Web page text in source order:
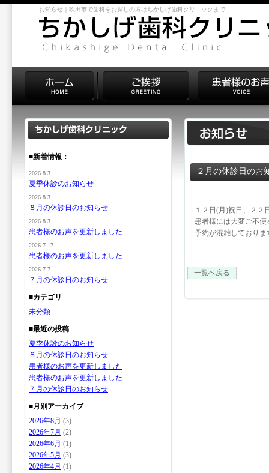
お知らせ｜吹田市で歯科をお探しの方はちかしげ歯科クリニックまで
２月の休診日のお
１２日(月)祝日、２２
患者様には大変ご不
予約が混雑しており
一覧へ戻る
■新着情報：
2026.8.3
夏季休診のお知らせ
2026.8.3
８月の休診日のお知らせ
2026.8.3
患者様のお声を更新しました
2026.7.17
患者様のお声を更新しました
2026.7.7
７月の休診日のお知らせ
■カテゴリ
未分類
■最近の投稿
夏季休診のお知らせ
８月の休診日のお知らせ
患者様のお声を更新しました
患者様のお声を更新しました
７月の休診日のお知らせ
■月別アーカイブ
2026年8月 (3)
2026年7月 (2)
2026年6月 (1)
2026年5月 (3)
2026年4月 (1)